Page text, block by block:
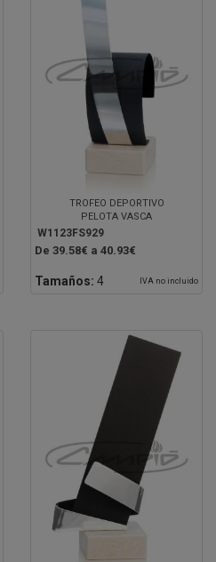
TROFEO DEPORTIVO
PELOTA VASCA
W1123FS929
De 39.58€ a 40.93€
Tamaños: 4 IVA no incluido